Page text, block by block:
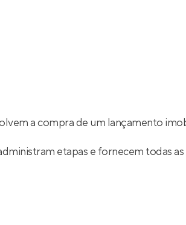
a compra de um lançamento
etapas e fornecem todas